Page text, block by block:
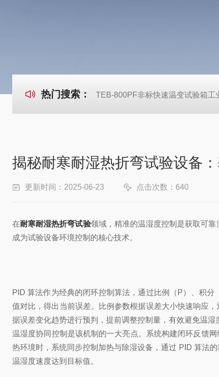
热门搜索： TEB-800PF非标快速温变试验箱工
揭秘耐寒耐湿热折弯试验设备
更新时间：2025-06-23 点击次数：640
在耐寒耐湿热折弯试验领域，精准的温湿度控制是获取可
成为试验设备环境控制的核心技术。
PID 算法作为经典的闭环控制算法，通过比例（P）、积
值对比，得出当前误差。比例参数根据误差大小快速响应
据误差变化趋势进行预判，提前调整控制量，有效避免温湿
温湿度协同控制是该机制的一大亮点。系统构建闭环反馈
热环境时，系统同步控制加热与除湿设备，通过 PID 算法
温湿度速度达到目标值。